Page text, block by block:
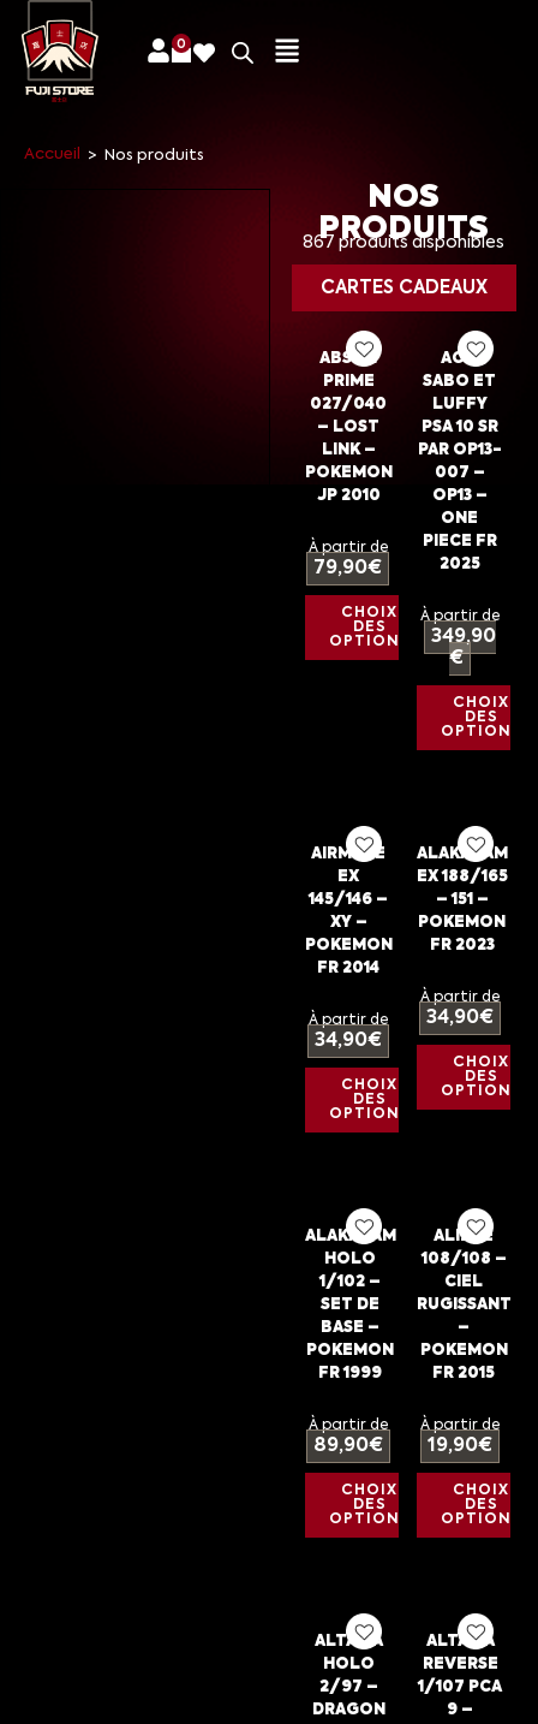
0
Accueil > Nos produits
NOS
PRODUITS
867 produits disponibles
CARTES CADEAUX
ABSOL
PRIME
027/040
– LOST
LINK –
POKEMON
JP 2010
À partir de
79,90€
CHOIX
DES
OPTIONS
ACE,
SABO ET
LUFFY
PSA 10 SR
PAR OP13-
007 –
OP13 –
ONE
PIECE FR
2025
À partir de
349,90
€
CHOIX
DES
OPTIONS
AIRMURE
EX
145/146 –
XY –
POKEMON
FR 2014
À partir de
34,90€
CHOIX
DES
OPTIONS
ALAKAZAM
EX 188/165
– 151 –
POKEMON
FR 2023
À partir de
34,90€
CHOIX
DES
OPTIONS
ALAKAZAM
HOLO
1/102 –
SET DE
BASE –
POKEMON
FR 1999
À partir de
89,90€
CHOIX
DES
OPTIONS
ALIZÉE
108/108 –
CIEL
RUGISSANT
–
POKEMON
FR 2015
À partir de
19,90€
CHOIX
DES
OPTIONS
ALTARIA
HOLO
2/97 –
DRAGON
ALTARIA
REVERSE
1/107 PCA
9 –